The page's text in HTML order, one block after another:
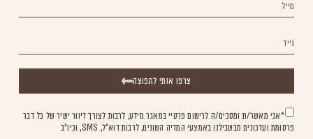
*אני מאשר/ת ומסכים/ה לרישום פרטיי במאגר מידע, לרבות לצורך דיוור ישיר של כל דבר
פרסומת ועדכונים מבשבילנו באמצעי המדיה השונים, לרבות דוא"ל, SMS, וכיו"ב
צרפו אותי לתפוצה